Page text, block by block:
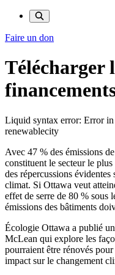
Faire un don
Télécharger
Liquid syntax error: Error in
renewablecity
Avec 47 % des émissions
constituent le secteur le
des répercussions
climat. Si Ottawa veut
effet de serre de 80 % sous
émissions des bâtiments
Écologie Ottawa a publié
McLean qui explore les
pourraient être rénovés
impact sur le changement